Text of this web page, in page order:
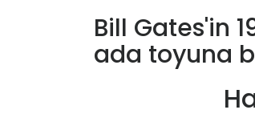
Bill Gates'in
ada toyuna